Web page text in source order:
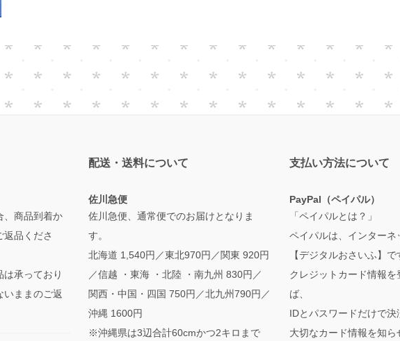
、商品到着か
返品くださ
は承っており
いままのご返
配送・送料について
佐川急便
佐川急便、通常便でのお届けとなりま
す。
北海道 1,540円／東北970円／関東 920円
／信越 ・東海 ・北陸 ・南九州 830円／
関西・中国・四国 750円／北九州790円／
沖縄 1600円
※沖縄県は3辺合計60cmかつ2キロまで
支払い方法について
PayPal（ペイパル）
「ペイパルとは？」
ペイパルは、インターネ
【デジタルおさいふ】
クレジットカード情報を
ば、
IDとパスワードだけで決
大切なカード情報を知ら